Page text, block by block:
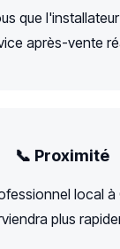
que
après-vente
📞 Proximité
local à
plus